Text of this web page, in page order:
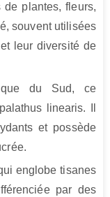
plantes, fleurs,
souvent utilisées
leur diversité de
du Sud, ce
linearis. Il
et possède
englobe tisanes
par des